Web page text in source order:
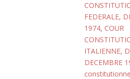
FEDERALE,
1974, COUR
ITALIENNE,
DECEMBRE